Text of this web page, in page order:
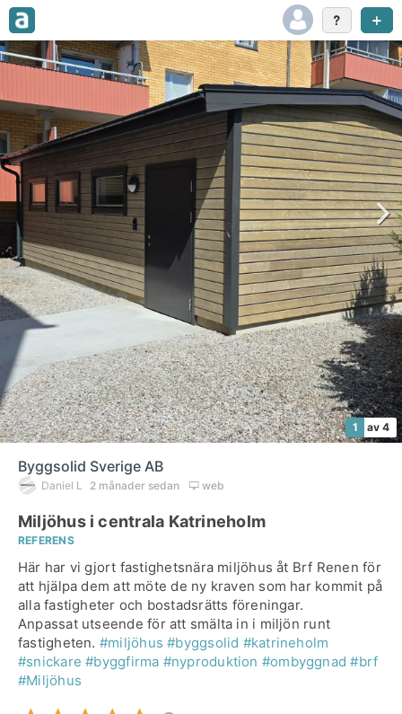
1 av 4
Byggsolid Sverige AB
Daniel L 2 månader sedan web
Miljöhus i centrala Katrineholm
REFERENS
Här har vi gjort fastighetsnära miljöhus åt Brf Renen för
att hjälpa dem att möte de ny kraven som har kommit på
alla fastigheter och bostadsrätts föreningar.
Anpassat utseende för att smälta in i miljön runt
fastigheten. #miljöhus #byggsolid #katrineholm
#snickare #byggfirma #nyproduktion #ombyggnad #brf
#Miljöhus